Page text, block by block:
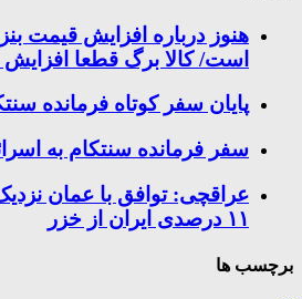
هنوز درباره افزایش قیمت
است/ کالا برگ قطعا افزایش
پایان سفر کوتاه فرمانده
سفر فرمانده سنتکام به
عراقچی: توافق با عمان
۱۱ درصدی ایران از خزر
برچسب ها